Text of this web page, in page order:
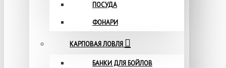
ПОСУДА
ФОНАРИ
КАРПОВАЯ ЛОВЛЯ
БАНКИ ДЛЯ БОЙЛОВ